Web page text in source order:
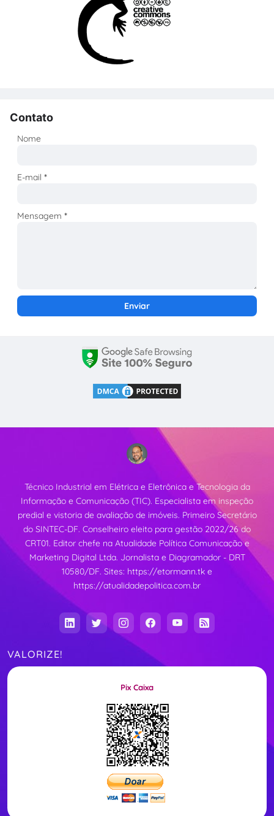
Contato
Nome
E-mail*
Mensagem*
Técnico Industrial em Elétrica e Eletrônica e Tecnologia da
Informação e Comunicação (TIC). Especialista em inspeção
predial e vistoria de avaliação de imóveis. Primeiro Secretário
do SINTEC-DF. Conselheiro eleito para gestão 2022/26 do
CRT01. Editor chefe na Atualidade Política Comunicação e
Marketing Digital Ltda. Jornalista e Diagramador - DRT
10580/DF. Sites: https://etormann.tk e
https://atualidadepolitica.com.br
VALORIZE!
Pix Caixa